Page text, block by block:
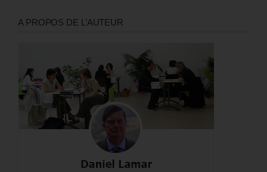
A PROPOS DE L’AUTEUR